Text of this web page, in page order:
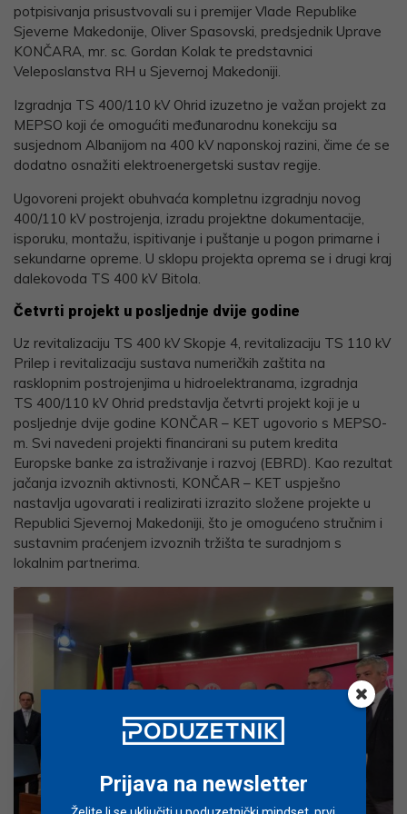
potpisivanja prisustvovali su i premijer Vlade Republike
Sjeverne Makedonije, Oliver Spasovski, predsjednik Uprave
KONČARA, mr. sc. Gordan Kolak te predstavnici
Veleposlanstva RH u Sjevernoj Makedoniji.
Izgradnja TS 400/110 kV Ohrid izuzetno je važan projekt za
MEPSO koji će omogućiti međunarodnu konekciju sa
susjednom Albanijom na 400 kV naponskoj razini, čime će se
dodatno osnažiti elektroenergetski sustav regije.
Ugovoreni projekt obuhvaća kompletnu izgradnju novog
400/110 kV postrojenja, izradu projektne dokumentacije,
isporuku, montažu, ispitivanje i puštanje u pogon primarne i
sekundarne opreme. U sklopu projekta oprema se i drugi kraj
dalekovoda TS 400 kV Bitola.
Četvrti projekt u posljednje dvije godine
Uz revitalizaciju TS 400 kV Skopje 4, revitalizaciju TS 110 kV
Prilep i revitalizaciju sustava numeričkih zaštita na
rasklopnim postrojenjima u hidroelektranama, izgradnja
TS 400/110 kV Ohrid predstavlja četvrti projekt koji je u
posljednje dvije godine KONČAR – KET ugovorio s MEPSO-
m. Svi navedeni projekti financirani su putem kredita
Europske banke za istraživanje i razvoj (EBRD). Kao rezultat
jačanja izvoznih aktivnosti, KONČAR – KET uspješno
nastavlja ugovarati i realizirati izrazito složene projekte u
Republici Sjevernoj Makedoniji, što je omogućeno stručnim i
sustavnim praćenjem izvoznih tržišta te suradnjom s
lokalnim partnerima.
Prijava na newsletter